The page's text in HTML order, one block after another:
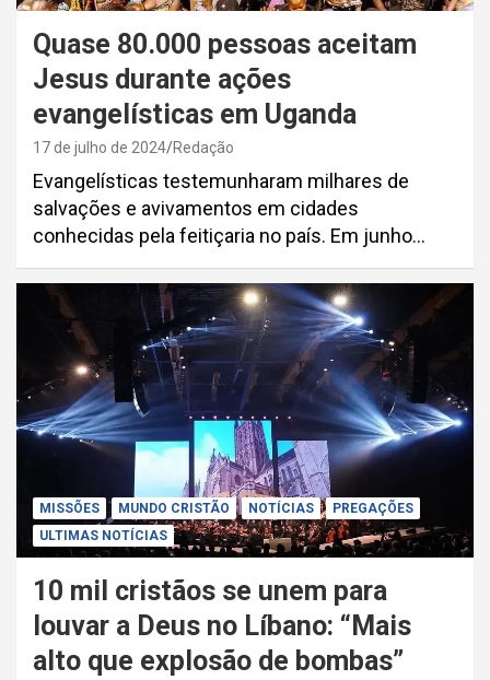
Quase 80.000 pessoas aceitam
Jesus durante ações
evangelísticas em Uganda
17 de julho de 2024 Redação
Evangelísticas testemunharam milhares de
salvações e avivamentos em cidades
conhecidas pela feitiçaria no país. Em junho…
MISSÕES MUNDO CRISTÃO NOTÍCIAS
PREGAÇÕES
ULTIMAS NOTÍCIAS
10 mil cristãos se unem para
louvar a Deus no Líbano: “Mais
alto que explosão de bombas”